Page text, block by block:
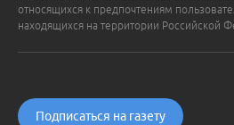
относящихся к предпочтениям
находящихся на территории Российской
Подписаться на газету